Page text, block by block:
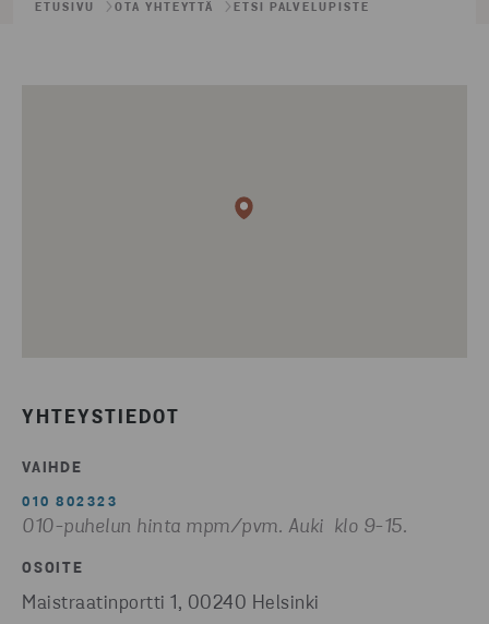
ETUSIVU OTA YHTEYTTÄ ETSI PALVELUPISTE
YHTEYSTIEDOT
VAIHDE
010 802323
010-puhelun hinta mpm/pvm. Auki klo 9-15.
OSOITE
Maistraatinportti 1, 00240 Helsinki